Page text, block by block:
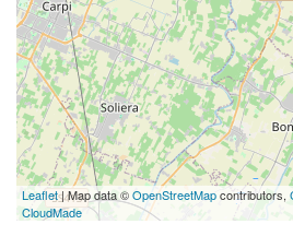
Leaflet| Map data ©OpenStreetMapcontributors,
CloudMade